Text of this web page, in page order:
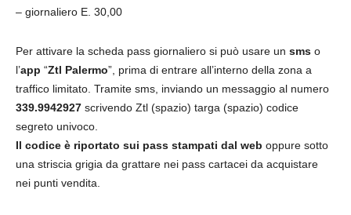
– giornaliero E. 30,00
Per attivare la scheda pass giornaliero si può usare un sms o
l’app “Ztl Palermo”, prima di entrare all’interno della zona a
traffico limitato. Tramite sms, inviando un messaggio al numero
339.9942927 scrivendo Ztl (spazio) targa (spazio) codice
segreto univoco.
Il codice è riportato sui pass stampati dal web oppure sotto
una striscia grigia da grattare nei pass cartacei da acquistare
nei punti vendita.